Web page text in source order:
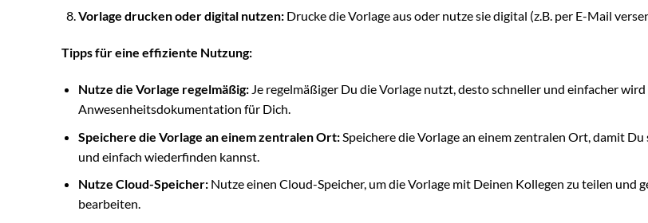
Vorlage drucken oder digital nutzen:Drucke die Vorlage aus oder nutze sie digital (z.B. per E-Mail
Tipps für eine effiziente Nutzung:
Nutze die Vorlage regelmäßig:Je regelmäßiger Du die Vorlage nutzt, desto schneller und einfacher wird
Anwesenheitsdokumentation für Dich.
Speichere die Vorlage an einem zentralen Ort:Speichere die Vorlage an einem zentralen Ort, damit Du
und einfach wiederfinden kannst.
Nutze Cloud-Speicher:Nutze einen Cloud-Speicher, um die Vorlage mit Deinen Kollegen zu teilen und
bearbeiten.